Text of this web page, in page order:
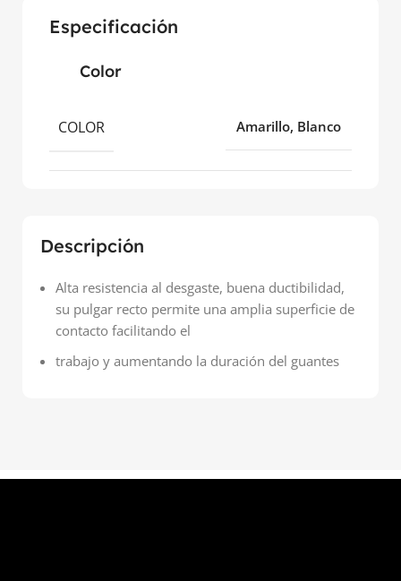
Descripción
Alta resistencia al desgaste, buena ductibilidad,
su pulgar recto permite una amplia superficie de
contacto facilitando el
trabajo y aumentando la duración del guantes
Especificación
Color
COLOR Amarillo, Blanco